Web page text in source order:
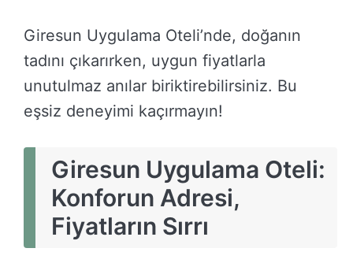
Giresun Uygulama Oteli’nde, doğanın
tadını çıkarırken, uygun fiyatlarla
unutulmaz anılar biriktirebilirsiniz. Bu
eşsiz deneyimi kaçırmayın!
Giresun Uygulama Oteli:
Konforun Adresi,
Fiyatların Sırrı